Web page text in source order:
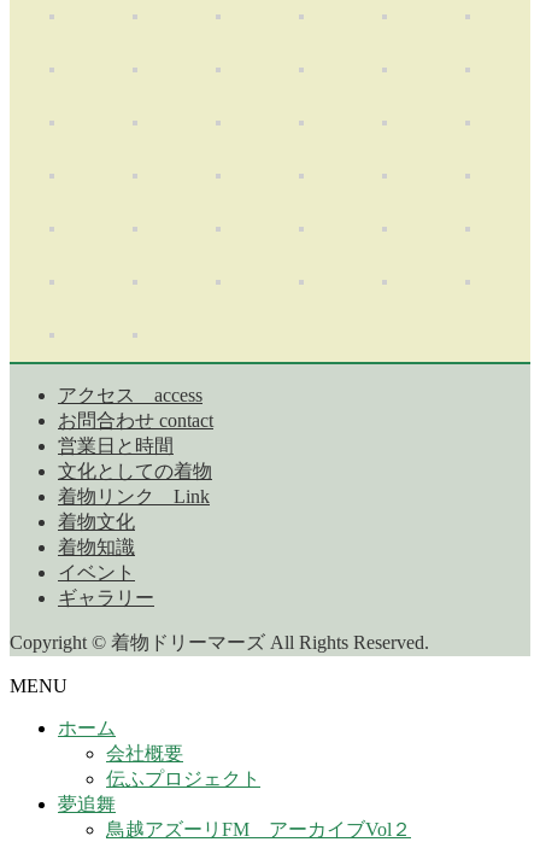
アクセス access
お問合わせ contact
営業日と時間
文化としての着物
着物リンク Link
着物文化
着物知識
イベント
ギャラリー
Copyright © 着物ドリーマーズ All Rights Reserved.
MENU
ホーム
会社概要
伝ふプロジェクト
夢追舞
鳥越アズーリFM アーカイブVol２